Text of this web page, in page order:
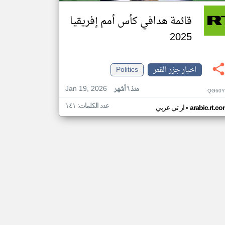
قائمة هدافي كأس أمم إفريقيا
2025
اخبار جزر القمر
Politics
Jan 19, 2026
منذ ٦ أشهر
ار تي عربي• عدد الكلمات: ١٤١